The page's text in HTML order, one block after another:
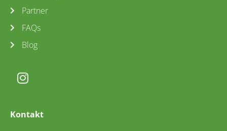
Partner
FAQs
Blog
Kontakt